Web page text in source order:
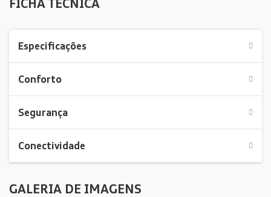
FICHA TÉCNICA
Especificações
Conforto
Segurança
Conectividade
GALERIA DE IMAGENS